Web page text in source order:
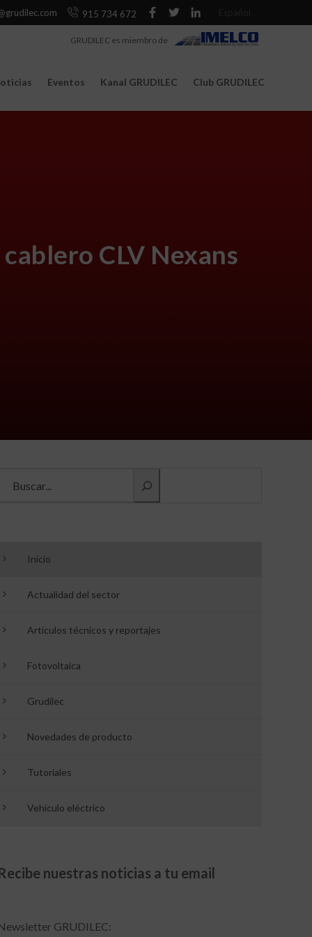
915 734 672
Eventos Kanal GRUDILEC Club GRUDILEC
GRUDILEC es miembro de
CLV Nexans
Inicio
Actualidad del sector
Artículos técnicos y reportajes
Fotovoltaica
Grudilec
Novedades de producto
Tutoriales
Vehículo eléctrico
nuestras noticias a tu email
GRUDILEC: